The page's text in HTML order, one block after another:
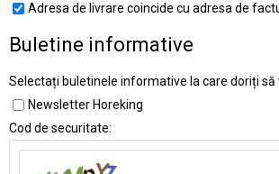
Adresa de livrare coincide cu adresa de
Buletine informative
Selectați buletinele informative la care doriți să
Newsletter Horeking
Cod de securitate: